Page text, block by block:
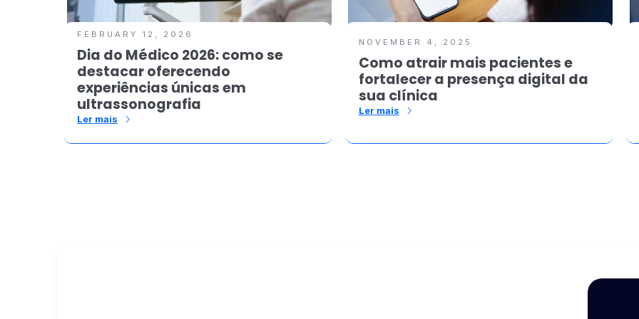
FEBRUARY 12, 2026
Dia do Médico 2026: como se
destacar oferecendo
experiências únicas em
ultrassonografia
Ler mais
NOVEMBER 4, 2025
Como atrair mais pacientes e
fortalecer a presença digital da
sua clínica
Ler mais